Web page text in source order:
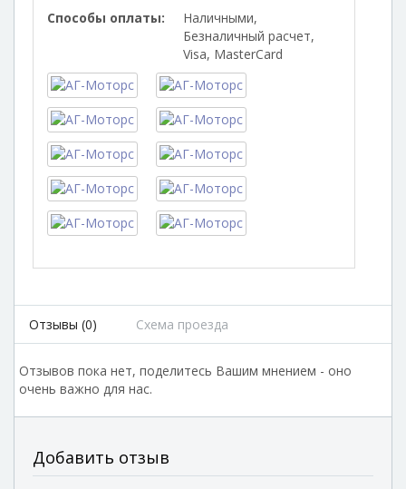
Способы оплаты:
Наличными,
Безналичный расчет,
Visa, MasterCard
Отзывы (0) Схема проезда
Отзывов пока нет, поделитесь Вашим мнением - оно
очень важно для нас.
Добавить отзыв